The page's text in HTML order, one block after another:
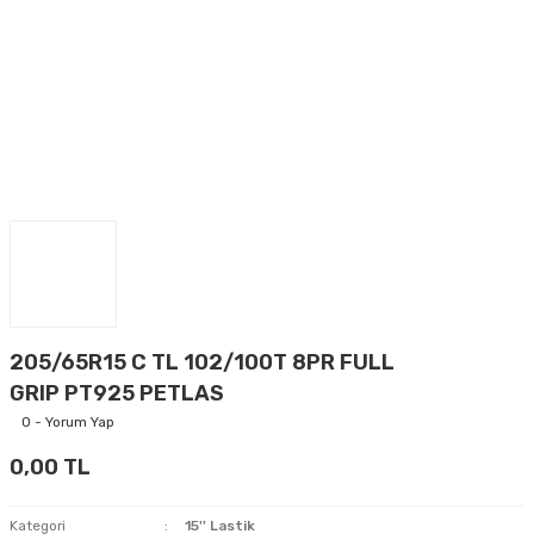
205/65R15 C TL 102/100T 8PR FULL
GRIP PT925 PETLAS
0 - Yorum Yap
0,00 TL
Kategori 15'' Lastik